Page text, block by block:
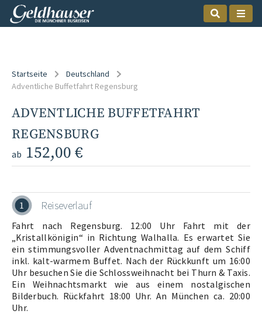
Startseite
Deutschland
Adventliche Buffetfahrt Regensburg
ADVENTLICHE BUFFETFAHRT
REGENSBURG
ab 152,00 €
1 Reiseverlauf
Fahrt nach Regensburg. 12:00 Uhr Fahrt mit der
„Kristallkönigin“ in Richtung Walhalla. Es erwartet Sie
ein stimmungsvoller Adventnachmittag auf dem Schiff
inkl. kalt-warmem Buffet. Nach der Rückkunft um 16:00
Uhr besuchen Sie die Schlossweihnacht bei Thurn & Taxis.
Ein Weihnachtsmarkt wie aus einem nostalgischen
Bilderbuch. Rückfahrt 18:00 Uhr. An München ca. 20:00
Uhr.